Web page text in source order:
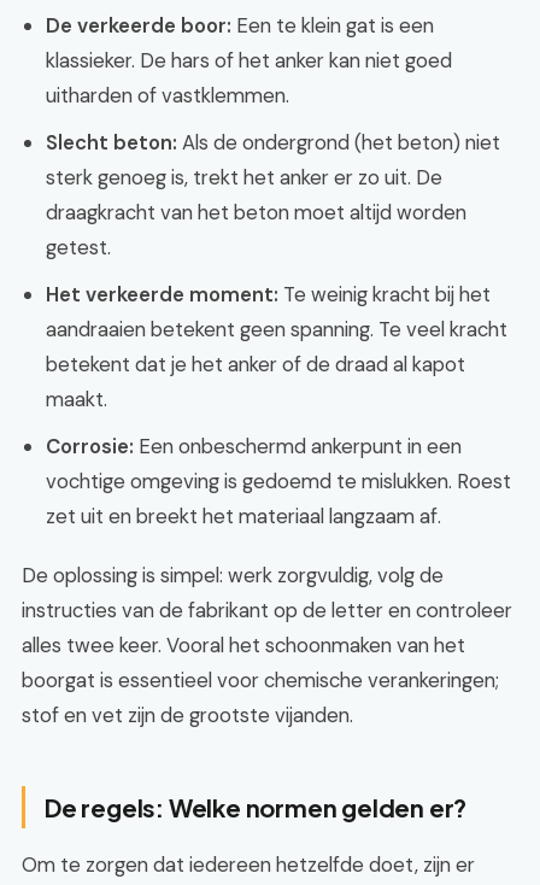
De verkeerde boor: Een te klein gat is een
klassieker. De hars of het anker kan niet goed
uitharden of vastklemmen.
Slecht beton: Als de ondergrond (het beton) niet
sterk genoeg is, trekt het anker er zo uit. De
draagkracht van het beton moet altijd worden
getest.
Het verkeerde moment: Te weinig kracht bij het
aandraaien betekent geen spanning. Te veel kracht
betekent dat je het anker of de draad al kapot
maakt.
Corrosie: Een onbeschermd ankerpunt in een
vochtige omgeving is gedoemd te mislukken. Roest
zet uit en breekt het materiaal langzaam af.
De oplossing is simpel: werk zorgvuldig, volg de
instructies van de fabrikant op de letter en controleer
alles twee keer. Vooral het schoonmaken van het
boorgat is essentieel voor chemische verankeringen;
stof en vet zijn de grootste vijanden.
De regels: Welke normen gelden er?
Om te zorgen dat iedereen hetzelfde doet, zijn er